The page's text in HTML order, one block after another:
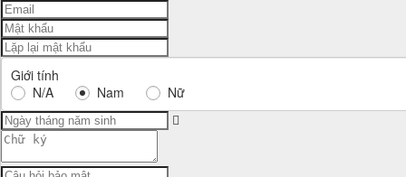
Giới tính
N/A
Nam Nữ